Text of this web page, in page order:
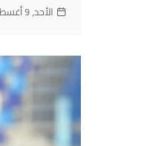
الأحد, 9 أغسطس 2026, 4:54